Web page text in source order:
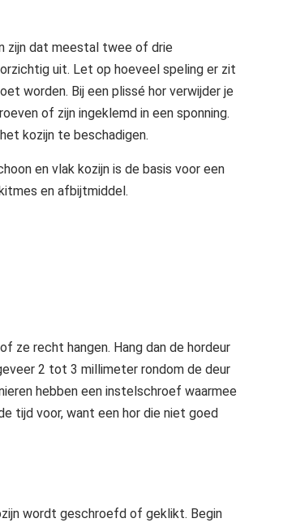
zijn dat meestal twee of drie
uit. Let op hoeveel speling er zit
worden. Bij een plissé hor verwijder je
of zijn ingeklemd in een sponning.
kozijn te beschadigen.
en vlak kozijn is de basis voor een
en afbijtmiddel.
ze recht hangen. Hang dan de hordeur
2 tot 3 millimeter rondom de deur
hebben een instelschroef waarmee
tijd voor, want een hor die niet goed
wordt geschroefd of geklikt. Begin